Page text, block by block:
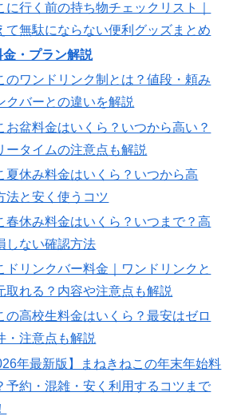
に行く前の持ち物チェックリスト｜
て無駄にならない便利グッズまとめ
金・プラン解説
のワンドリンク制とは？値段・頼み
クバーとの違いを解説
お盆料金はいくら？いつから高い？
ータイムの注意点も解説
夏休み料金はいくら？いつから高
法と安く使うコツ
春休み料金はいくら？いつまで？高
しない確認方法
ドリンクバー料金｜ワンドリンクと
取れる？内容や注意点も解説
の高校生料金はいくら？最安はゼロ
・注意点も解説
年最新版】まねきねこの年末年始料
予約・混雑・安く利用するコツまで